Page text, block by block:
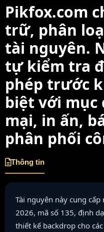
Pikfox.com
trữ, phân
tài nguyên.
tự kiểm tra
phép trước
biệt với
mại, in ấn,
phân phối
Thông tin
Tài nguyên này cung
2026, mã số 135, định
thiết kế backdrop cho